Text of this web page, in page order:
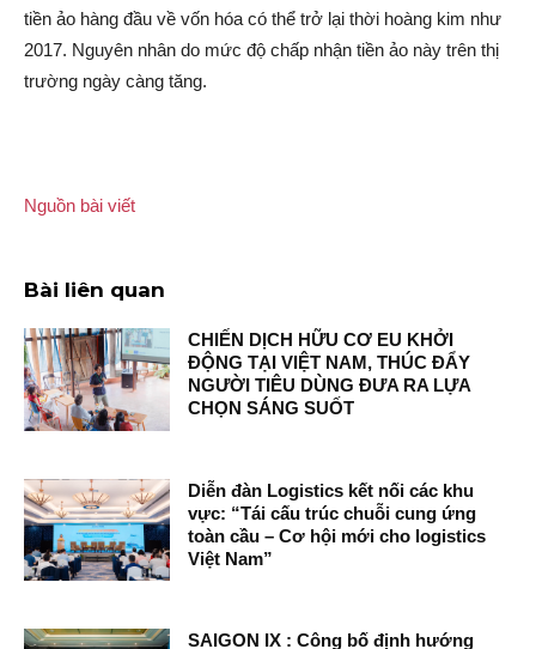
tiền ảo hàng đầu về vốn hóa có thể trở lại thời hoàng kim như
2017. Nguyên nhân do mức độ chấp nhậ‌n tiền ảo này trên thị
trường ngày càng tăng.
Nguồn bài viết
Bài liên quan
CHIẾN DỊCH HỮU CƠ EU KHỞI
ĐỘNG TẠI VIỆT NAM, THÚC ĐẨY
NGƯỜI TIÊU DÙNG ĐƯA RA LỰA
CHỌN SÁNG SUỐT
Diễn đàn Logistics kết nối các khu
vực: “Tái cấu trúc chuỗi cung ứng
toàn cầu – Cơ hội mới cho logistics
Việt Nam”
SAIGON IX : Công bố định hướng